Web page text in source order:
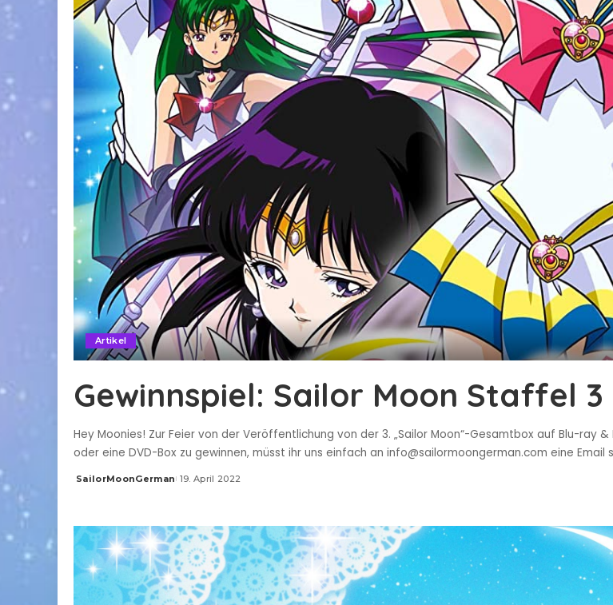
Artikel
Gewinnspiel: Sailor Moon Staffel 3
Hey Moonies! Zur Feier von der Veröffentlichung von der 3. „Sailor Moon“-Gesamtbox auf Blu-ray
oder eine DVD-Box zu gewinnen, müsst ihr uns einfach an info@sailormoongerman.com eine Email
Posted
SailorMoonGerman 19. April 2022